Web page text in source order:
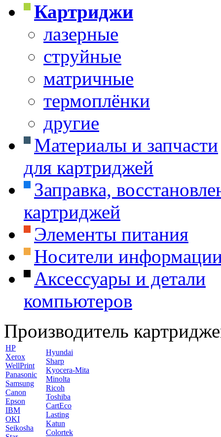
Картриджи
лазерные
струйные
матричные
термоплёнки
другие
Материалы и запчасти
для картриджей
Заправка,
картриджей
Элементы питания
Носители
Аксессуары и детали
компьютеров
Производитель
HP
Xerox
WellPrint
Panasonic
Samsung
Canon
Epson
IBM
OKI
Seikosha
Hyundai
Sharp
Kyocera-Mita
Minolta
Ricoh
Toshiba
CartEco
Lasting
Katun
Colortek